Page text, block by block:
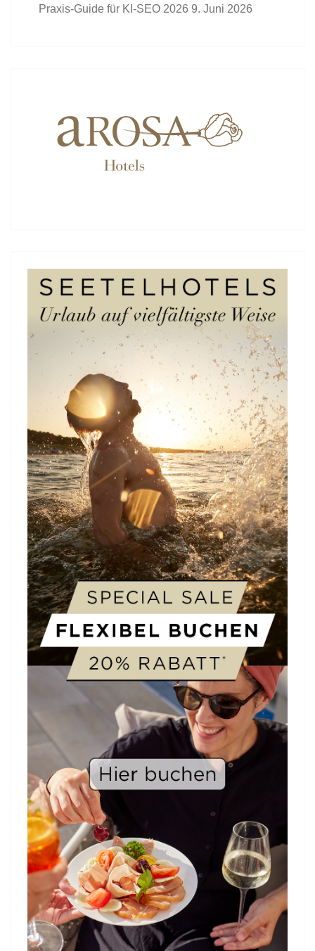
Praxis-Guide für KI-SEO 2026 9. Juni 2026